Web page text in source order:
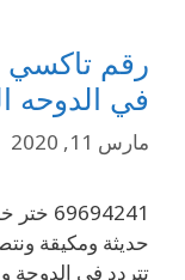
رقم تاكسي
في الدوحه
مارس 11, 2020
حديثة ومكيقة
تتردد في